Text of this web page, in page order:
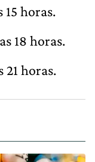
15 horas.
18 horas.
21 horas.